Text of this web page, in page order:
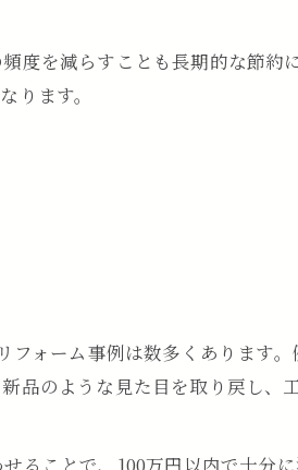
度を減らすことも長期的な節約
ります。
ォーム事例は数多くあります
品のような見た目を取り戻し、
ることで、100万円以内で十分